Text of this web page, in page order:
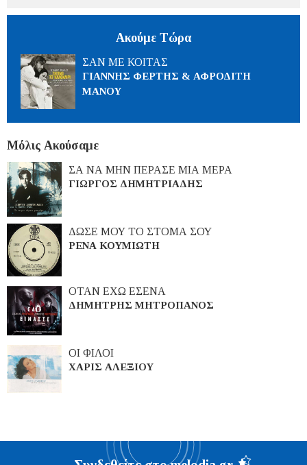
Ακούμε Τώρα
ΣΑΝ ΜΕ ΚΟΙΤΑΣ
ΓΙΑΝΝΗΣ ΦΕΡΤΗΣ & ΑΦΡΟΔΙΤΗ
ΜΑΝΟΥ
Μόλις Ακούσαμε
ΣΑ ΝΑ ΜΗΝ ΠΕΡΑΣΕ ΜΙΑ ΜΕΡΑ
ΓΙΩΡΓΟΣ ΔΗΜΗΤΡΙΑΔΗΣ
ΔΩΣΕ ΜΟΥ ΤΟ ΣΤΟΜΑ ΣΟΥ
ΡΕΝΑ ΚΟΥΜΙΩΤΗ
ΟΤΑΝ ΕΧΩ ΕΣΕΝΑ
ΔΗΜΗΤΡΗΣ ΜΗΤΡΟΠΑΝΟΣ
ΟΙ ΦΙΛΟΙ
ΧΑΡΙΣ ΑΛΕΞΙΟΥ